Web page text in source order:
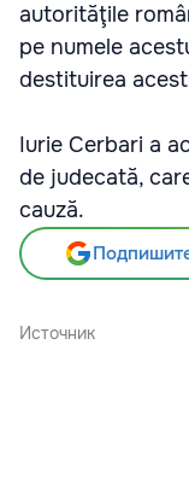
autorităţile
pe numele
destituirea
Iurie Cerbari a
de judecată,
cauză.
Источник